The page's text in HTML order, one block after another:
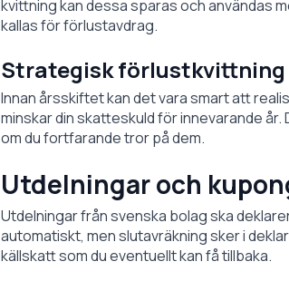
kvittning kan dessa sparas och användas
kallas för förlustavdrag.
Strategisk förlustkvittning
Innan årsskiftet kan det vara smart att
minskar din skatteskuld för innevarande
om du fortfarande tror på dem.
Utdelningar och
Utdelningar från svenska bolag ska
automatiskt, men slutavräkning sker i
källskatt som du eventuellt kan få tillbaka.